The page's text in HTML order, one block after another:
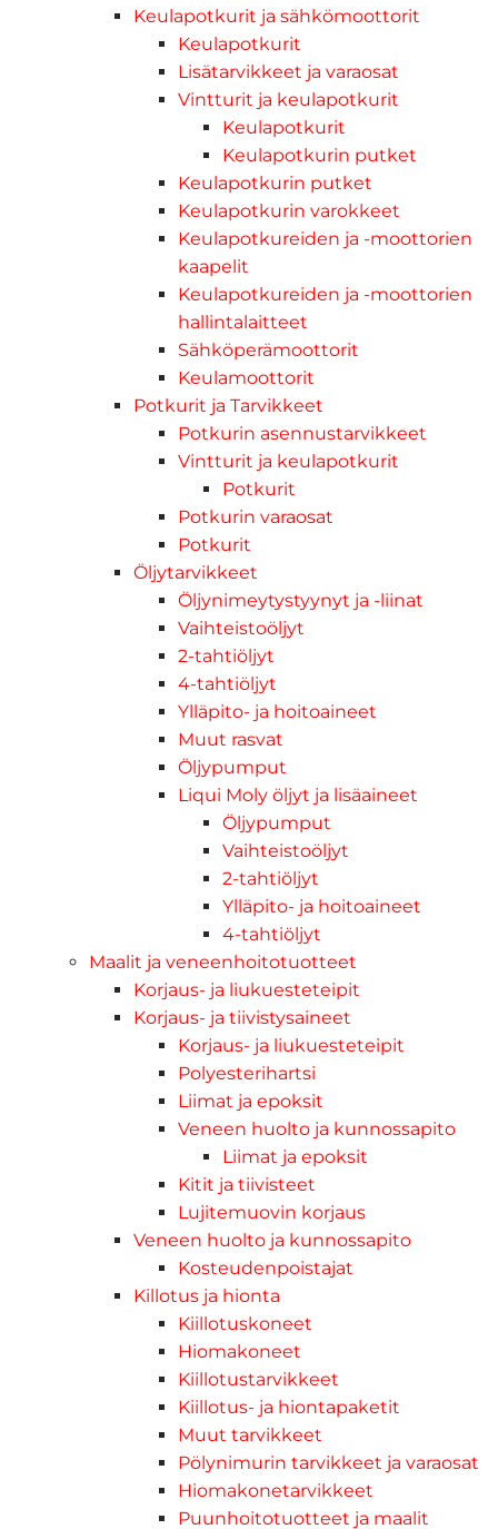
Keulapotkurit ja sähkömoottorit
Keulapotkurit
Lisätarvikkeet ja varaosat
Vintturit ja keulapotkurit
Keulapotkurit
Keulapotkurin putket
Keulapotkurin putket
Keulapotkurin varokkeet
Keulapotkureiden ja -moottorien
kaapelit
Keulapotkureiden ja -moottorien
hallintalaitteet
Sähköperämoottorit
Keulamoottorit
Potkurit ja Tarvikkeet
Potkurin asennustarvikkeet
Vintturit ja keulapotkurit
Potkurit
Potkurin varaosat
Potkurit
Öljytarvikkeet
Öljynimeytystyynyt ja -liinat
Vaihteistoöljyt
2-tahtiöljyt
4-tahtiöljyt
Ylläpito- ja hoitoaineet
Muut rasvat
Öljypumput
Liqui Moly öljyt ja lisäaineet
Öljypumput
Vaihteistoöljyt
2-tahtiöljyt
Ylläpito- ja hoitoaineet
4-tahtiöljyt
Maalit ja veneenhoitotuotteet
Korjaus- ja liukuesteteipit
Korjaus- ja tiivistysaineet
Korjaus- ja liukuesteteipit
Polyesterihartsi
Liimat ja epoksit
Veneen huolto ja kunnossapito
Liimat ja epoksit
Kitit ja tiivisteet
Lujitemuovin korjaus
Veneen huolto ja kunnossapito
Kosteudenpoistajat
Killotus ja hionta
Kiillotuskoneet
Hiomakoneet
Kiillotustarvikkeet
Kiillotus- ja hiontapaketit
Muut tarvikkeet
Pölynimurin tarvikkeet ja varaosat
Hiomakonetarvikkeet
Puunhoitotuotteet ja maalit